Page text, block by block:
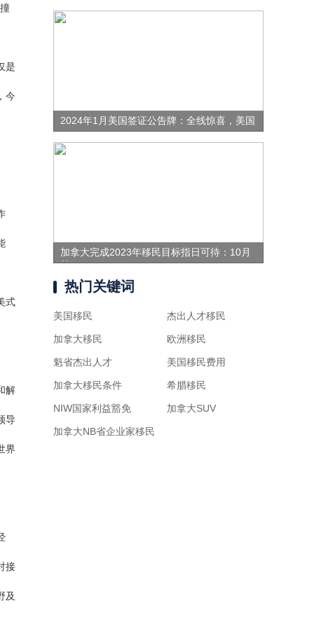
是
今
式
解
导
界
接
及
2024年1月美国签证公告牌：全线惊喜，美国
加拿大完成2023年移民目标指日可待：10月
前
热门关键词
美国移民
加拿大移民
魁省杰出人才
加拿大移民条件
NIW国家利益豁免
加拿大NB省企业家移民
杰出人才移民
欧洲移民
美国移民费用
希腊移民
加拿大SUV